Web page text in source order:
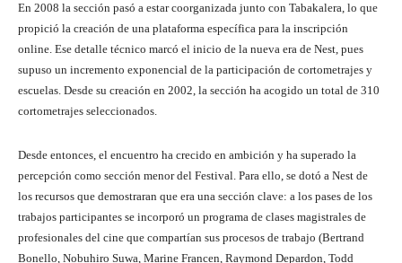
En 2008 la sección pasó a estar coorganizada junto con Tabakalera, lo que
propició la creación de una plataforma específica para la inscripción
online. Ese detalle técnico marcó el inicio de la nueva era de Nest, pues
supuso un incremento exponencial de la participación de cortometrajes y
escuelas. Desde su creación en 2002, la sección ha acogido un total de 310
cortometrajes seleccionados.
Desde entonces, el encuentro ha crecido en ambición y ha superado la
percepción como sección menor del Festival. Para ello, se dotó a Nest de
los recursos que demostraran que era una sección clave: a los pases de los
trabajos participantes se incorporó un programa de clases magistrales de
profesionales del cine que compartían sus procesos de trabajo (Bertrand
Bonello, Nobuhiro Suwa, Marine Francen, Raymond Depardon, Todd